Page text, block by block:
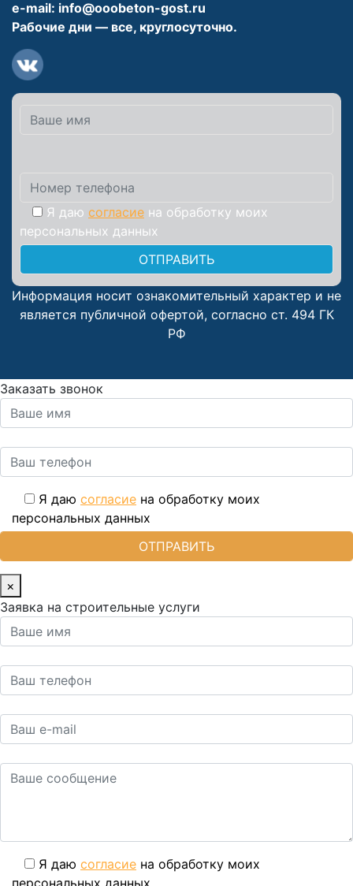
e-mail: info@ooobeton-gost.ru
Рабочие дни — все, круглосуточно.
Я даю согласие на обработку моих
персональных данных
Информация носит ознакомительный характер и не
является публичной офертой, согласно ст. 494 ГК
РФ
Заказать звонок
Я даю согласие на обработку моих
персональных данных
×
Заявка на строительные услуги
Я даю согласие на обработку моих
персональных данных